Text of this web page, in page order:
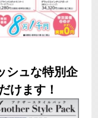
シュな特別企
けます！